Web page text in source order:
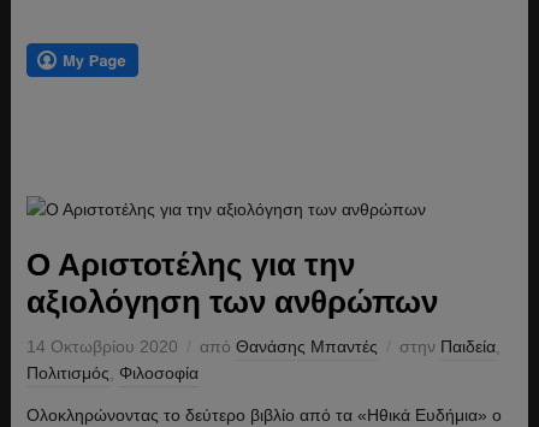
Ο Αριστοτέλης για την
αξιολόγηση των ανθρώπων
14 Οκτωβρίου 2020 από Θανάσης Μπαντές στην Παιδεία,
Πολιτισμός
Φιλοσοφία
Ολοκληρώνοντας το δεύτερο βιβλίο από τα «Ηθικά Ευδήμια» ο